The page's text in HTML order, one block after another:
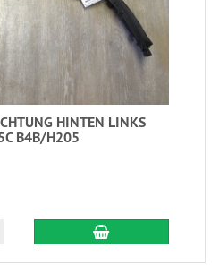
HINTEN LINKS
B4B/H205